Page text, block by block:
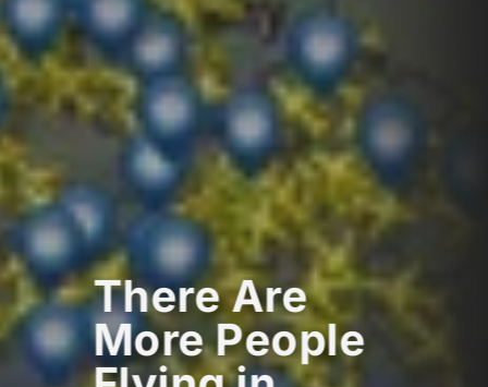
There Are
More People